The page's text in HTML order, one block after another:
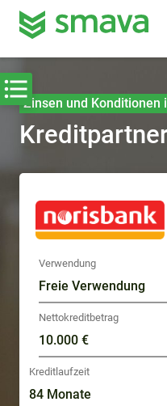
Zinsen und Konditionen
Verwendung
Nettokreditbetrag
Kreditlaufzeit